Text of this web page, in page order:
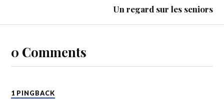
Un regard sur les seniors
0 Comments
1 PINGBACK